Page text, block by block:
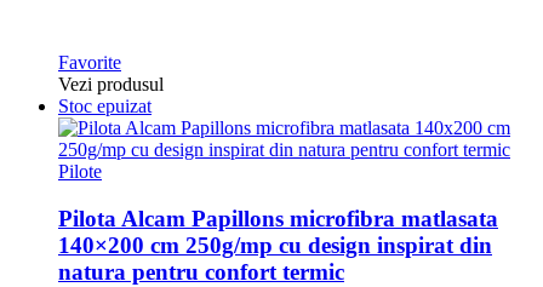
Favorite
Vezi produsul
Stoc epuizat
Pilote
Pilota Alcam Papillons microfibra matlasata
140×200 cm 250g/mp cu design inspirat din
natura pentru confort termic